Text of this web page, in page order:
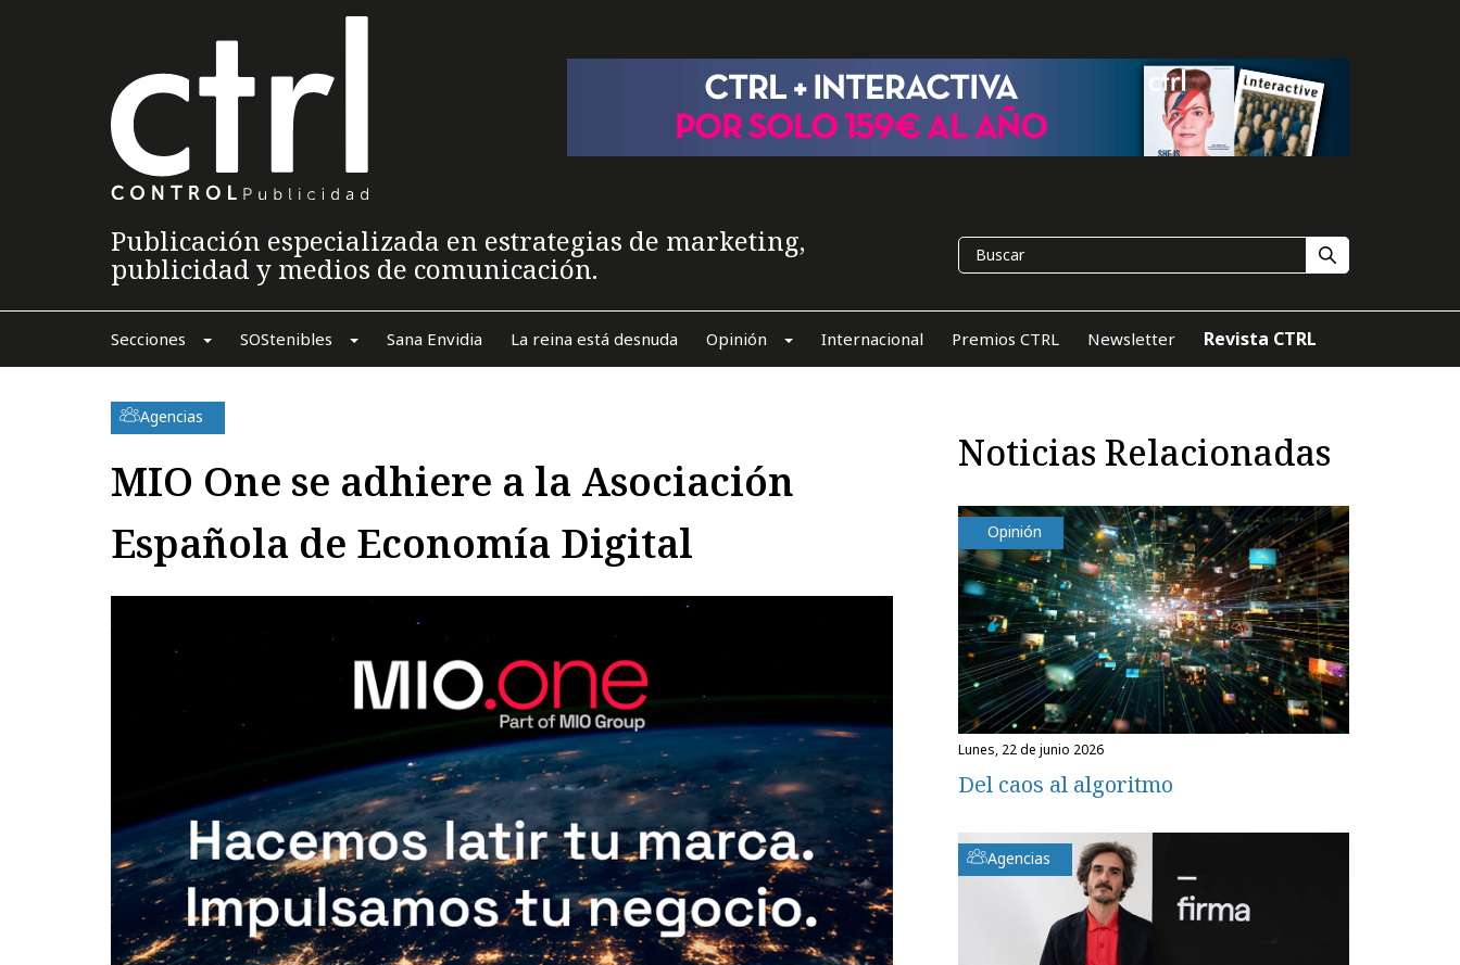
Publicación especializada en estrategias de marketing,
publicidad y medios de comunicación.
Secciones SOStenibles Sana Envidia La reina está desnuda Opinión Internacional Premios CTRL Newsletter Revista CTRL
Agencias
MIO One se adhiere a la Asociación
Española de Economía Digital
Noticias Relacionadas
Opinión
lunes, 22 de junio 2026
Del caos al algoritmo
Agencias